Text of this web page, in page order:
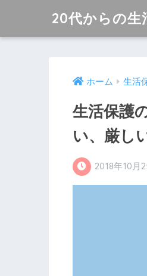
20代からの生
ホーム 生活
生活保護
い、厳し
2018年10月